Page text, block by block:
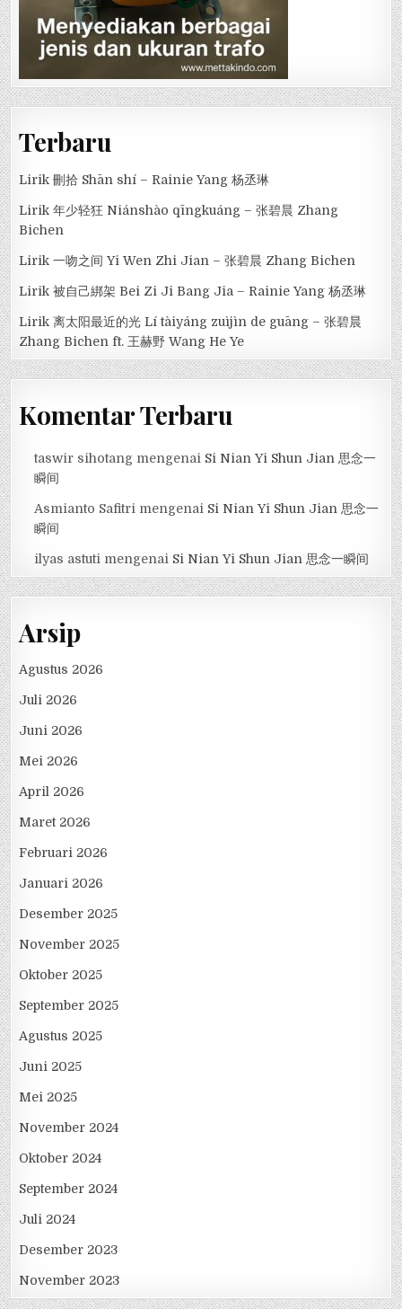
Terbaru
Lirik 刪拾 Shān shí – Rainie Yang 杨丞琳
Lirik 年少轻狂 Niánshào qīngkuáng – 张碧晨 Zhang
Bichen
Lirik 一吻之间 Yi Wen Zhi Jian – 张碧晨 Zhang Bichen
Lirik 被自己綁架 Bei Zi Ji Bang Jia – Rainie Yang 杨丞琳
Lirik 离太阳最近的光 Lí tàiyáng zuìjìn de guāng – 张碧晨
Zhang Bichen ft. 王赫野 Wang He Ye
Komentar Terbaru
taswir sihotang mengenai Si Nian Yi Shun Jian 思念一
瞬间
Asmianto Safitri mengenai Si Nian Yi Shun Jian 思念一
瞬间
ilyas astuti mengenai Si Nian Yi Shun Jian 思念一瞬间
Arsip
Agustus 2026
Juli 2026
Juni 2026
Mei 2026
April 2026
Maret 2026
Februari 2026
Januari 2026
Desember 2025
November 2025
Oktober 2025
September 2025
Agustus 2025
Juni 2025
Mei 2025
November 2024
Oktober 2024
September 2024
Juli 2024
Desember 2023
November 2023